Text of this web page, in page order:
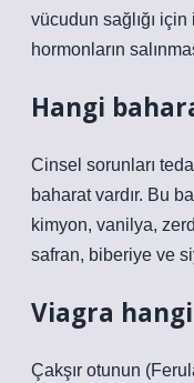
vücudun sağlığı
hormonların
Hangi
Cinsel sorunları
baharat vardır. Bu
kimyon, vanilya,
safran, biberiye ve
Viagra
Çakşır otunun